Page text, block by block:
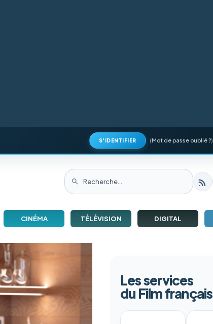
S'IDENTIFIER (Mot de passe oublié ?)
CINÉMA TÉLÉVISION DIGITAL
Les services
du Film français